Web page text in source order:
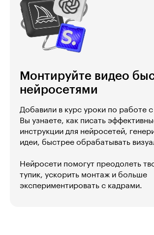
Монтируйте видео
нейросетями
Добавили в курс уроки по работе
Вы узнаете, как писать
инструкции для нейросетей,
идеи, быстрее обрабатывать
Нейросети помогут преодолеть
тупик, ускорить монтаж и больше
экспериментировать с кадрами.